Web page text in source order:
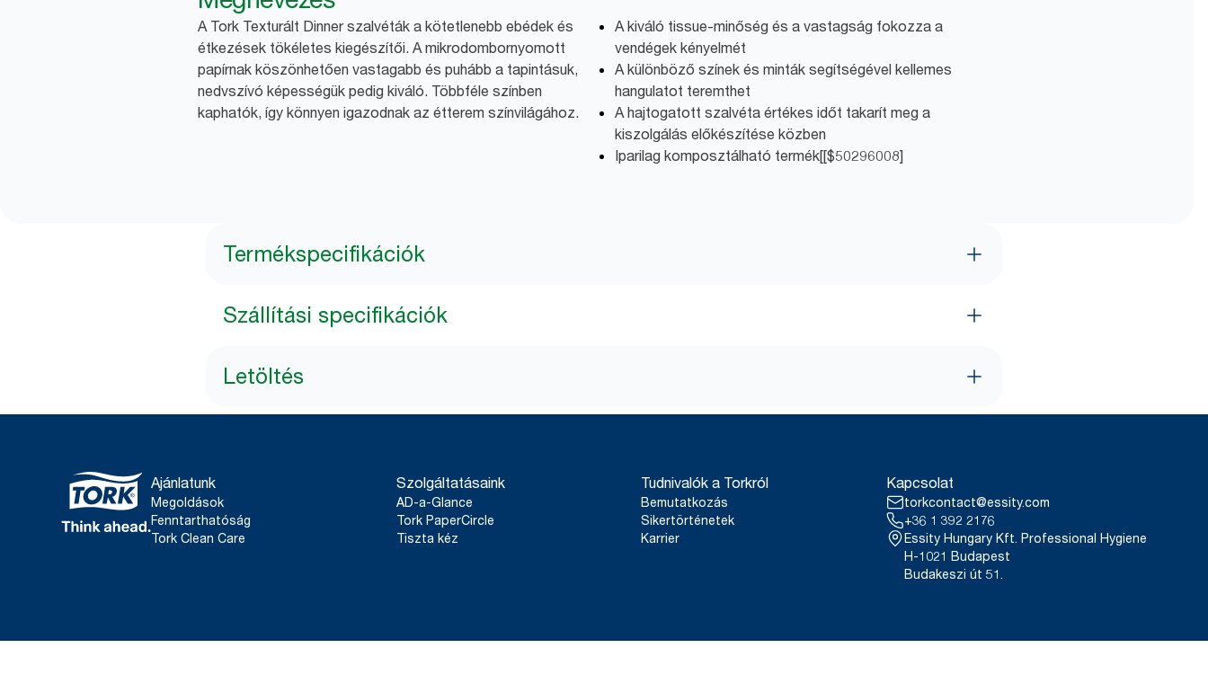
A Tork Texturált Dinner szalvéták a kötetlenebb ebédek és
étkezések tökéletes kiegészítői. A mikrodombornyomott
papírnak köszönhetően vastagabb és puhább a tapintásuk,
nedvszívó képességük pedig kiváló. Többféle színben
kaphatók, így könnyen igazodnak az étterem színvilágához.
A kiváló tissue-minőség és a vastagság fokozza a
vendégek kényelmét
A különböző színek és minták segítségével kellemes
hangulatot teremthet
A hajtogatott szalvéta értékes időt takarít meg a
kiszolgálás előkészítése közben
Iparilag komposztálható termék[[$50296008]
Termékspecifikációk
Szállítási specifikációk
Letöltés
Ajánlatunk
Megoldások
Fenntarthatóság
Tork Clean Care
Szolgáltatásaink
AD-a-Glance
Tork PaperCircle
Tiszta kéz
Tudnivalók a Torkról
Bemutatkozás
Sikertörténetek
Karrier
Kapcsolat
torkcontact@essity.com
+36 1 392 2176
Essity Hungary Kft. Professional Hygiene
H-1021 Budapest
Budakeszi út 51.